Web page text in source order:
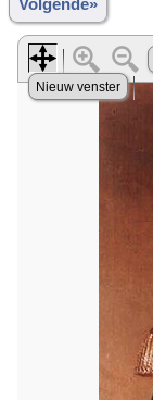
Volgende»